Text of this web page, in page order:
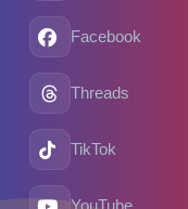
Facebook
Threads
TikTok
YouTube